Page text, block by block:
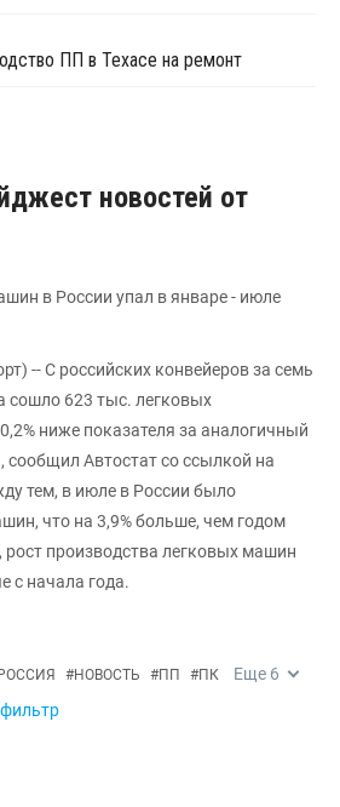
ПП в Техасе на ремонт
новостей от
в России упал в январе - июле
-- С российских конвейеров за семь
сошло 623 тыс. легковых
ниже показателя за аналогичный
сообщил Автостат со ссылкой на
тем, в июле в России было
что на 3,9% больше, чем годом
рост производства легковых машин
с начала года.
#НОВОСТЬ #ПП #ПК Еще 6